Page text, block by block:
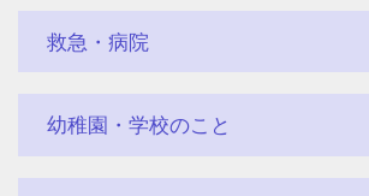
救急・病院
幼稚園・学校のこと